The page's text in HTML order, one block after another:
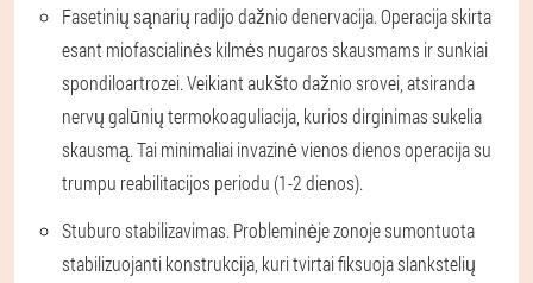
Fasetinių sąnarių radijo dažnio denervacija. Operacija skirta
esant miofascialinės kilmės nugaros skausmams ir sunkiai
spondiloartrozei. Veikiant aukšto dažnio srovei, atsiranda
nervų galūnių termokoaguliacija, kurios dirginimas sukelia
skausmą. Tai minimaliai invazinė vienos dienos operacija su
trumpu reabilitacijos periodu (1-2 dienos).
Stuburo stabilizavimas. Probleminėje zonoje sumontuota
stabilizuojanti konstrukcija, kuri tvirtai fiksuoja slankstelių